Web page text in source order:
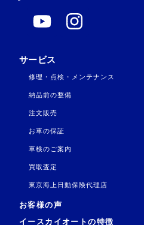
Y
o
u
t
u
b
e
I
n
t
サービス
修理・点検・メンテナンス
納品前の整備
注文販売
お車の保証
車検のご案内
買取査定
東京海上日動保険代理店
お客様の声
イースカイオートの特徴